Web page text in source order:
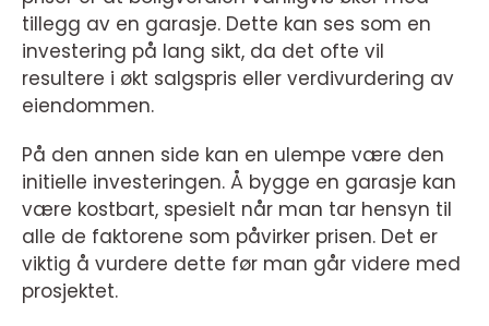
tillegg av en garasje. Dette kan ses som en
investering på lang sikt, da det ofte vil
resultere i økt salgspris eller verdivurdering av
eiendommen.
På den annen side kan en ulempe være den
initielle investeringen. Å bygge en garasje kan
være kostbart, spesielt når man tar hensyn til
alle de faktorene som påvirker prisen. Det er
viktig å vurdere dette før man går videre med
prosjektet.